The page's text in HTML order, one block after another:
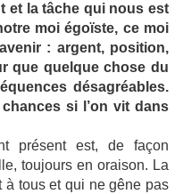
et la tâche qui nous est
moi égoïste, ce moi
: argent, position,
que quelque chose du
désagréables.
si l’on vit dans
présent est, de façon
toujours en oraison. La
tous et qui ne gêne pas